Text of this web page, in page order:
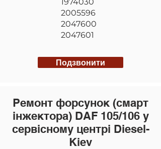
2005596
2047600
2047601
Подзвонити
Ремонт форсунок (смарт
інжектора) DAF 105/106 у
сервісному центрі Diesel-
Kiev